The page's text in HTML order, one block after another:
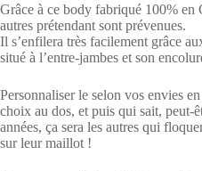
Grâce à ce body fabriqué 100% en
autres prétendant sont prévenues.
Il s’enfilera très facilement grâce
situé à l’entre-jambes et son
Personnaliser le selon vos envies
choix au dos, et puis qui sait, peut-
années, ça sera les autres qui
sur leur maillot !